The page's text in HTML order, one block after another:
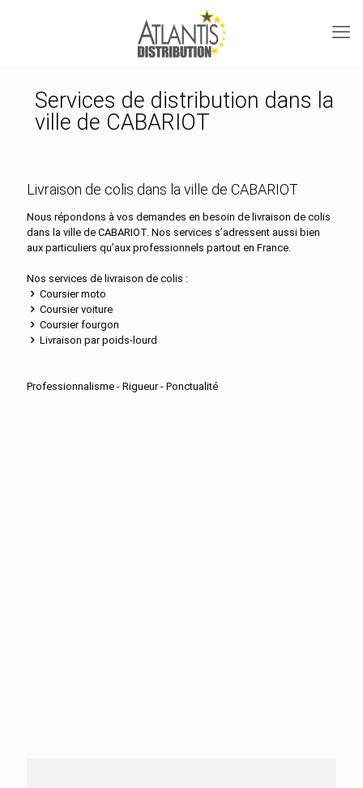
Services de distribution dans la
ville de CABARIOT
Livraison de colis dans la ville de CABARIOT
Nous répondons à vos demandes en besoin de livraison de colis
dans la ville de CABARIOT. Nos services s’adressent aussi bien
aux particuliers qu’aux professionnels partout en France.
Nos services de livraison de colis :
Coursier moto
Coursier voiture
Coursier fourgon
Livraison par poids-lourd
Professionnalisme - Rigueur - Ponctualité